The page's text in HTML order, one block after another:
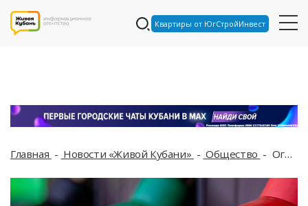
Квартиры от ЮгСтройИнвест
Главная Новости «Живой Кубани» Общество Огромные очереди и бензин по 300 рублей за литр: как в Крыму ограничили продажу топлива